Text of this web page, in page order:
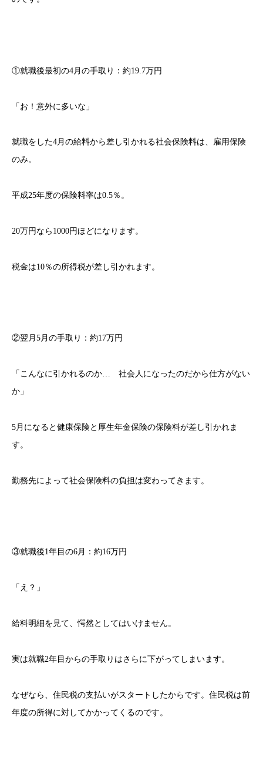
①就職後最初の4月の手取り：約19.7万円
「お！意外に多いな」
就職をした4月の給料から差し引かれる社会保険料は、雇用保険
のみ。
平成25年度の保険料率は0.5％。
20万円なら1000円ほどになります。
税金は10％の所得税が差し引かれます。
②翌月5月の手取り：約17万円
「こんなに引かれるのか… 社会人になったのだから仕方がない
か」
5月になると健康保険と厚生年金保険の保険料が差し引かれま
す。
勤務先によって社会保険料の負担は変わってきます。
③就職後1年目の6月：約16万円
「え？」
給料明細を見て、愕然としてはいけません。
実は就職2年目からの手取りはさらに下がってしまいます。
なぜなら、住民税の支払いがスタートしたからです。住民税は前
年度の所得に対してかかってくるのです。